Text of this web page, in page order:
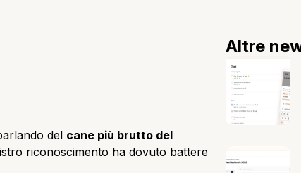
del cane più brutto del
riconoscimento ha dovuto battere
Altre